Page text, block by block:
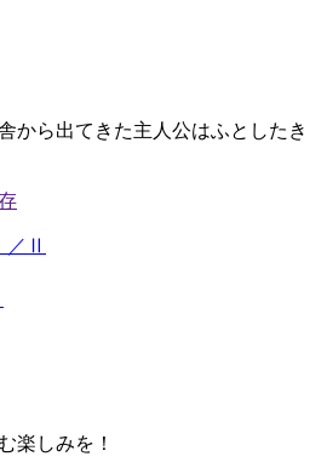
から出てきた主人公はふとしたき
楽しみを！